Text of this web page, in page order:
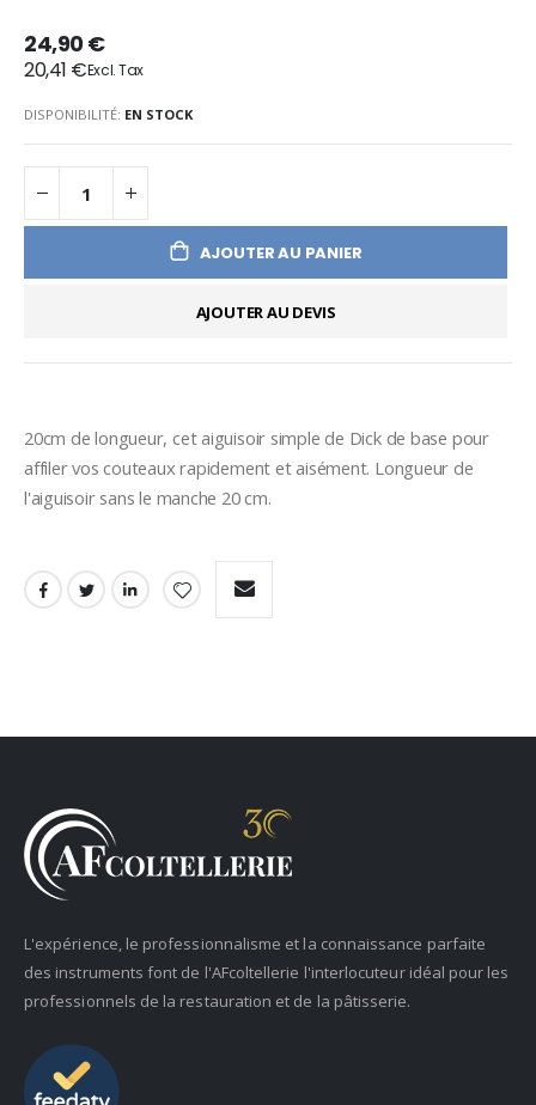
24,90 €
20,41 €
DISPONIBILITÉ: EN STOCK
AJOUTER AU PANIER
AJOUTER AU DEVIS
20cm de longueur, cet aiguisoir simple de Dick de base pour
affiler vos couteaux rapidement et aisément. Longueur de
l'aiguisoir sans le manche 20 cm.
L'expérience, le professionnalisme et la connaissance parfaite
des instruments font de l'AFcoltellerie l'interlocuteur idéal pour les
professionnels de la restauration et de la pâtisserie.